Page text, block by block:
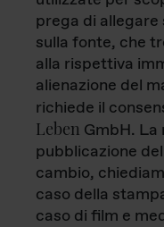
prega di
sulla fonte, che
alla rispettiva
alienazione del
richiede il
Leben GmbH. La
pubblicazione
cambio,
caso della
caso di film e